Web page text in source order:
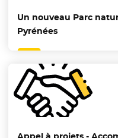
Un nouveau Parc
Pyrénées